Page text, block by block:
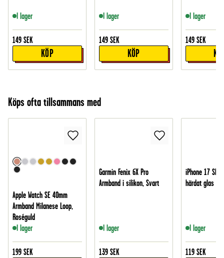
I lager
149 SEK
KÖP
I lager
149 SEK
KÖP
I lager
149 SEK
Köps ofta tillsammans med
Apple Watch SE 40mm
Armband Milanese Loop,
Roséguld
I lager
199 SEK
Garmin Fenix 6X Pro
Armband i silikon, Svart
I lager
139 SEK
iPhone 17
härdat glas
I lager
119 SEK